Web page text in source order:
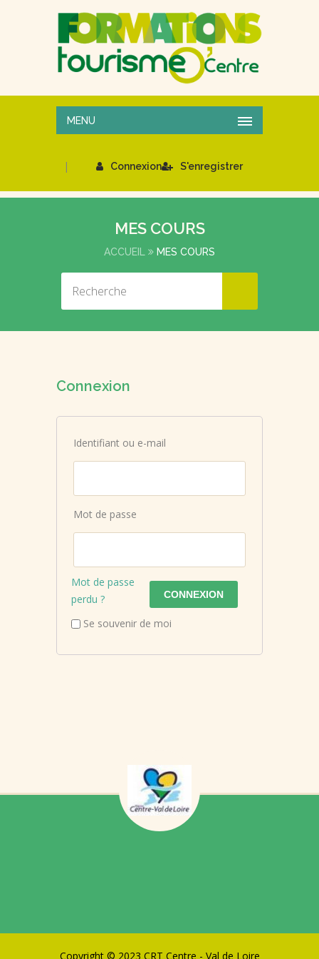
MENU
Connexion
| S'enregistrer
MES COURS
ACCUEIL MES COURS
Connexion
Identifiant ou e-mail
Mot de passe
Mot de passe
perdu ?
Se souvenir de moi
Copyright © 2023 CRT Centre - Val de Loire